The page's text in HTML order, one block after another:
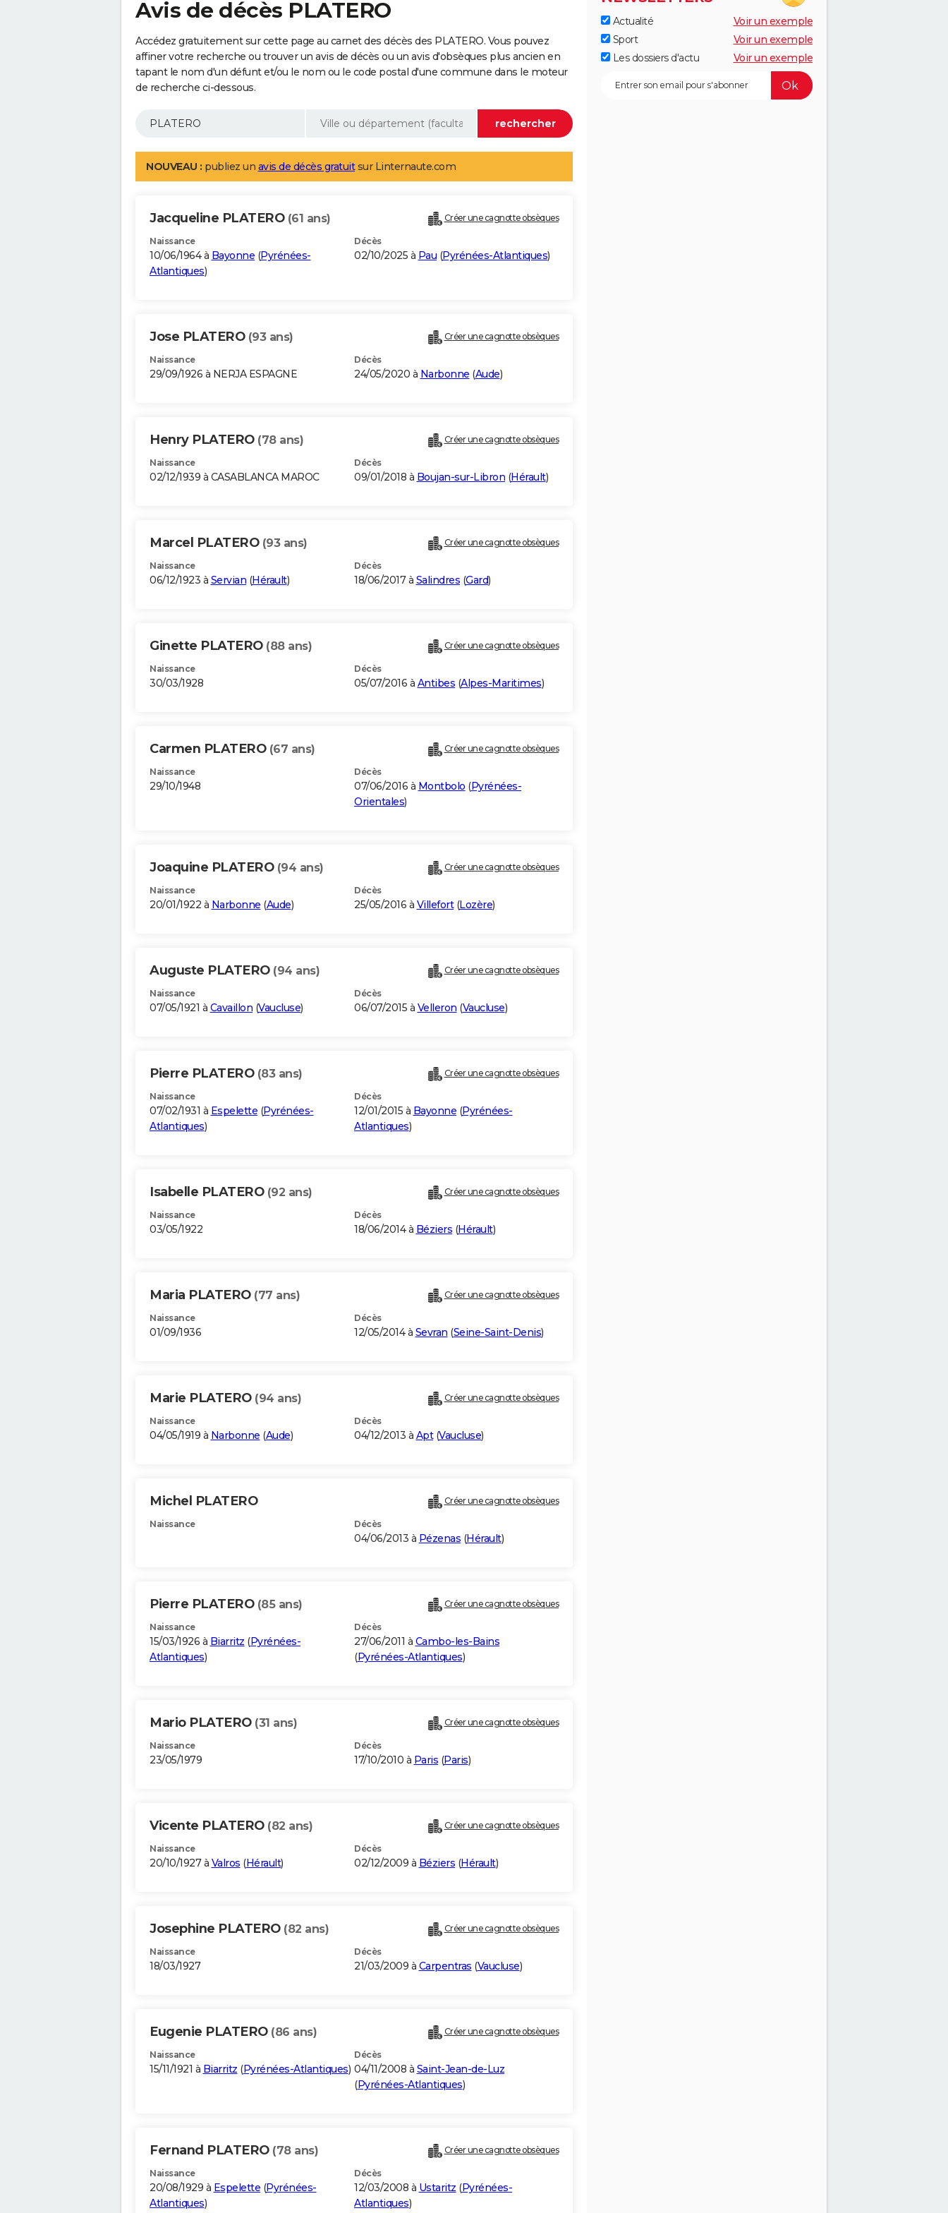
Avis de décès PLATERO
Accédez gratuitement sur cette page au carnet des décès des PLATERO. Vous pouvez
affiner votre recherche ou trouver un avis de décès ou un avis d'obsèques plus ancien en
tapant le nom d'un défunt et/ou le nom ou le code postal d'une commune dans le moteur
de recherche ci-dessous.
NOUVEAU : publiez un avis de décès gratuitsur Linternaute.com
Jacqueline PLATERO (61 ans) Créer une cagnotte obsèques
Naissance
10/06/1964 à Bayonne (Pyrénées-
Atlantiques)
Décès
02/10/2025 à Pau (Pyrénées-Atlantiques)
Jose PLATERO (93 ans) Créer une cagnotte obsèques
Naissance
29/09/1926 à NERJA ESPAGNE
Décès
24/05/2020 à Narbonne (Aude)
Henry PLATERO (78 ans) Créer une cagnotte obsèques
Naissance
02/12/1939 à CASABLANCA MAROC
Décès
09/01/2018 à Boujan-sur-Libron (Hérault)
Marcel PLATERO (93 ans) Créer une cagnotte obsèques
Naissance
06/12/1923 à Servian (Hérault)
Décès
18/06/2017 à Salindres (Gard)
Ginette PLATERO (88 ans) Créer une cagnotte obsèques
Naissance
30/03/1928
Décès
05/07/2016 à Antibes (Alpes-Maritimes)
Carmen PLATERO (67 ans) Créer une cagnotte obsèques
Naissance
29/10/1948
Décès
07/06/2016 à Montbolo (Pyrénées-
Orientales)
Joaquine PLATERO (94 ans) Créer une cagnotte obsèques
Naissance
20/01/1922 à Narbonne (Aude)
Décès
25/05/2016 à Villefort(Lozère)
Auguste PLATERO (94 ans) Créer une cagnotte obsèques
Naissance
07/05/1921 à Cavaillon (Vaucluse)
Décès
06/07/2015 à Velleron (Vaucluse)
Pierre PLATERO (83 ans) Créer une cagnotte obsèques
Naissance
07/02/1931 à Espelette (Pyrénées-
Atlantiques)
Décès
12/01/2015 à Bayonne (Pyrénées-
Atlantiques)
Isabelle PLATERO (92 ans) Créer une cagnotte obsèques
Naissance
03/05/1922
Décès
18/06/2014 à Béziers (Hérault)
Maria PLATERO (77 ans) Créer une cagnotte obsèques
Naissance
01/09/1936
Décès
12/05/2014 à Sevran (Seine-Saint-Denis)
Marie PLATERO (94 ans) Créer une cagnotte obsèques
Naissance
04/05/1919 à Narbonne (Aude)
Décès
04/12/2013 à Apt(Vaucluse)
Michel PLATERO Créer une cagnotte obsèques
Naissance Décès
04/06/2013 à Pézenas (Hérault)
Pierre PLATERO (85 ans) Créer une cagnotte obsèques
Naissance
15/03/1926 à Biarritz (Pyrénées-
Atlantiques)
Décès
27/06/2011 à Cambo-les-Bains
(Pyrénées-Atlantiques)
Mario PLATERO (31 ans) Créer une cagnotte obsèques
Naissance
23/05/1979
Décès
17/10/2010 à Paris (Paris)
Vicente PLATERO (82 ans) Créer une cagnotte obsèques
Naissance
20/10/1927 à Valros (Hérault)
Décès
02/12/2009 à Béziers (Hérault)
Josephine PLATERO (82 ans) Créer une cagnotte obsèques
Naissance
18/03/1927
Décès
21/03/2009 à Carpentras (Vaucluse)
Eugenie PLATERO (86 ans) Créer une cagnotte obsèques
Naissance
15/11/1921 à Biarritz (Pyrénées-Atlantiques)
Décès
04/11/2008 à Saint-Jean-de-Luz
(Pyrénées-Atlantiques)
Fernand PLATERO (78 ans) Créer une cagnotte obsèques
Naissance
20/08/1929 à Espelette (Pyrénées-
Atlantiques)
Décès
12/03/2008 à Ustaritz (Pyrénées-
Atlantiques)
Actualité
Voir un exemple
Sport
Voir un exemple
Les dossiers d'actu
Voir un exemple